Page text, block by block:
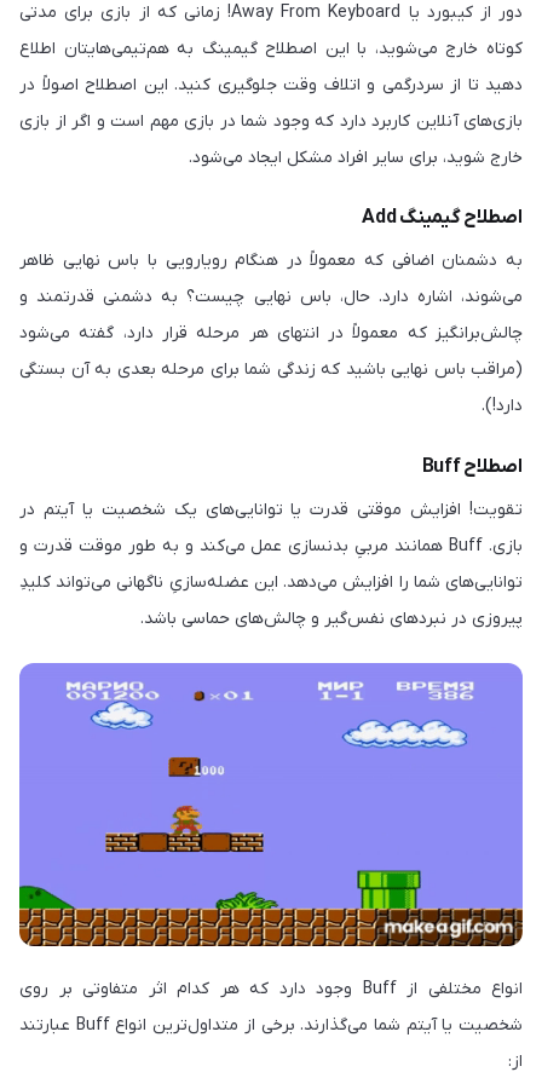
دور از کیبورد یا Away From Keyboard! زمانی که از بازی برای مدتی
کوتاه خارج می‌شوید، با این اصطلاح گیمینگ به هم‌تیمی‌هایتان اطلاع
دهید تا از سردرگمی و اتلاف وقت جلوگیری کنید. این اصطلاح اصولاً در
بازی‌های آنلاین کاربرد دارد که وجود شما در بازی مهم است و اگر از بازی
خارج شوید، برای سایر افراد مشکل ایجاد می‌شود.
اصطلاح گیمینگ Add
به دشمنان اضافی که معمولاً در هنگام رویارویی با باس نهایی ظاهر
می‌شوند، اشاره دارد. حال، باس نهایی چیست؟ به دشمنی قدرتمند و
چالش‌برانگیز که معمولاً در انتهای هر مرحله قرار دارد، گفته می‌شود
(مراقب باس نهایی باشید که زندگی شما برای مرحله بعدی به آن بستگی
دارد!).
اصطلاح Buff
تقویت! افزایش موقتی قدرت یا توانایی‌های یک شخصیت یا آیتم در
بازی. Buff همانند مربیِ بدنسازی عمل می‌کند و به طور موقت قدرت و
توانایی‌های شما را افزایش می‌دهد. این عضله‌سازیِ ناگهانی می‌تواند کلیدِ
پیروزی در نبردهای نفس‌گیر و چالش‌های حماسی باشد.
انواع مختلفی از Buff وجود دارد که هر کدام اثر متفاوتی بر روی
شخصیت یا آیتم شما می‌گذارند. برخی از متداول‌ترین انواع Buff عبارتند
از: